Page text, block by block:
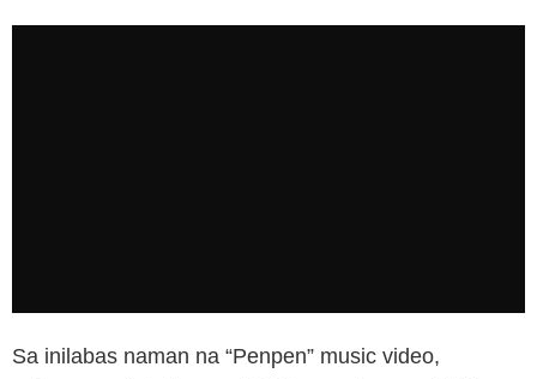
Sa inilabas naman na “Penpen” music video,